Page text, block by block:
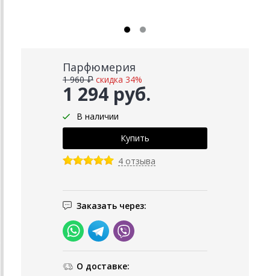
Парфюмерия
1 294 руб.
1 960 ₽ скидка 34%
В наличии
4 отзыва
Заказать через:
О доставке: